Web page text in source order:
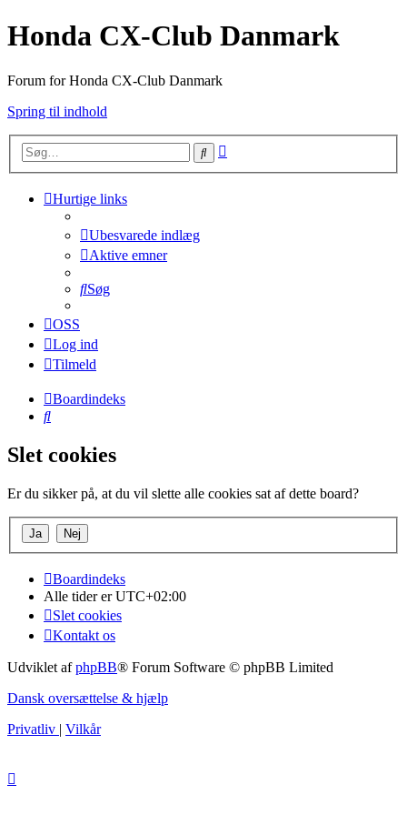
Honda CX-Club Danmark
Forum for Honda CX-Club Danmark
Spring til indhold
Søg
Hurtige links
Ubesvarede indlæg
Aktive emner
Søg
OSS
Log ind
Tilmeld
Boardindeks
Søg
Slet cookies
Er du sikker på, at du vil slette alle cookies sat af dette board?
Boardindeks
Alle tider erUTC+02:00
Slet cookies
Kontakt os
Udviklet afphpBB® Forum Software © phpBB Limited
Dansk oversættelse & hjælp
Privatliv | Vilkår